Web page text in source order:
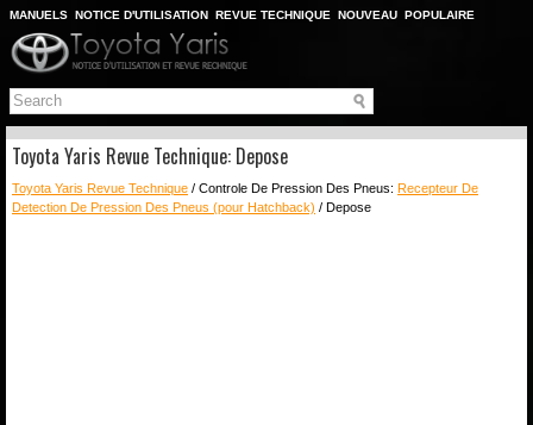
MANUELS NOTICE D'UTILISATION REVUE TECHNIQUE NOUVEAU POPULAIRE
PLAN DU SITE
CHERCHER
Toyota Yaris Revue Technique: Depose
Toyota Yaris Revue Technique / Controle De Pression Des Pneus: Recepteur De
Detection De Pression Des Pneus (pour Hatchback) / Depose